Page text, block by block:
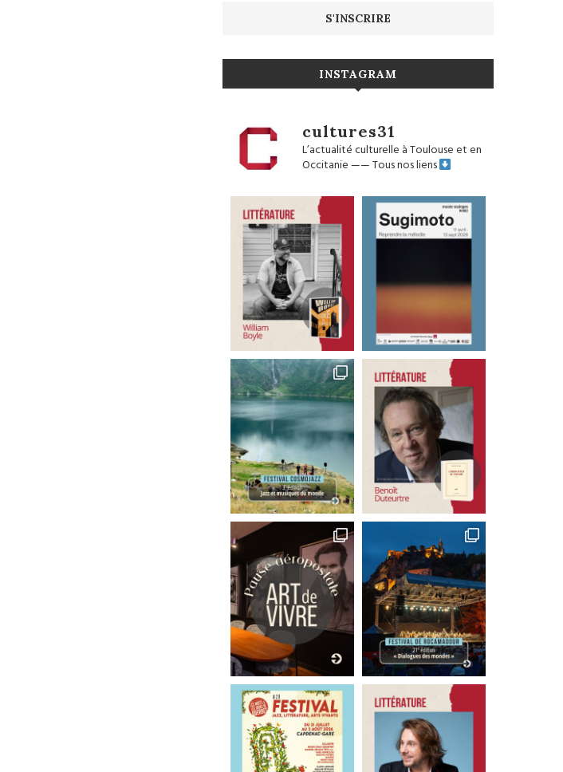
INSTAGRAM
cultures31
L’actualité culturelle à Toulouse et en
Occitanie——Tous nos liens